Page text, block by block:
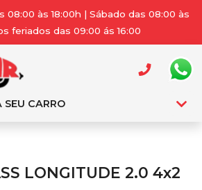
08:00 às 18:00h | Sábado das 08:00 às
feriados das 09:00 ás 16:00
SEU CARRO
LONGITUDE 2.0 4x2